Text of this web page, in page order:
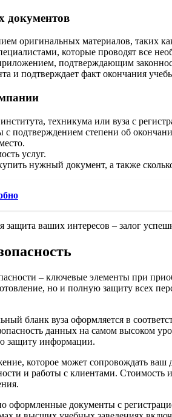
документов
оригинальных материалов, таких
которые проводят все
подтверждающим
и подтверждает факт окончания
техникума или вуза с
подтверждением степени об
услуг.
нужный документ, а также
ваших интересов – залог
– ключевые элементы при
но и полную защиту
бланк вуза оформляется в
данных на самом высоком
защиту информации.
которое может сопровождать
и работы с клиентами.
оформленные документы с